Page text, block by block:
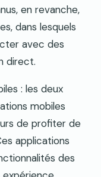
en revanche,
dans lesquels
avec des
direct.
: les deux
mobiles
de profiter de
applications
des